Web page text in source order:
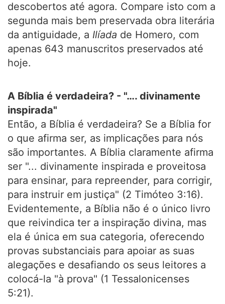
descobertos até agora. Compare isto com a
segunda mais bem preservada obra literária
da antiguidade, a Ilíada de Homero, com
apenas 643 manuscritos preservados até
hoje.
A Bíblia é verdadeira? - "…. divinamente
inspirada"
Então, a Bíblia é verdadeira? Se a Bíblia for
o que afirma ser, as implicações para nós
são importantes. A Bíblia claramente afirma
ser "... divinamente inspirada e proveitosa
para ensinar, para repreender, para corrigir,
para instruir em justiça" (2 Timóteo 3:16).
Evidentemente, a Bíblia não é o único livro
que reivindica ter a inspiração divina, mas
ela é única em sua categoria, oferecendo
provas substanciais para apoiar as suas
alegações e desafiando os seus leitores a
colocá-la "à prova" (1 Tessalonicenses
5:21).